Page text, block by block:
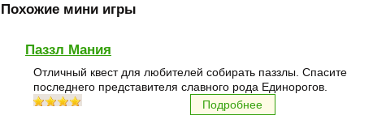
Похожие мини игры
Паззл Мания
Отличный квест для любителей собирать паззлы. Спасите
последнего представителя славного рода Единорогов.
Подробнее